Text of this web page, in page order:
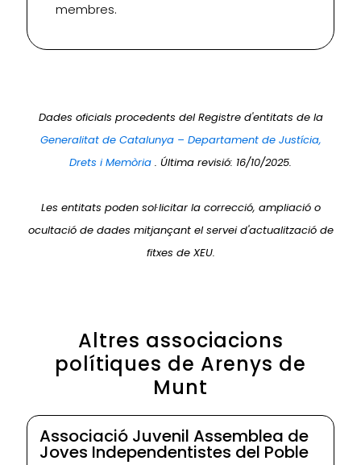
membres.
Dades oficials procedents del Registre d'entitats de la
Generalitat de Catalunya – Departament de Justícia,
Drets i Memòria . Última revisió: 16/10/2025.
Les entitats poden sol·licitar la correcció, ampliació o
ocultació de dades mitjançant el servei d'actualització de
fitxes de XEU.
Altres associacions
polítiques de Arenys de
Munt
Associació Juvenil Assemblea de
Joves Independentistes del Poble